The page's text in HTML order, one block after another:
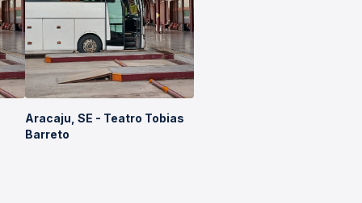
Aracaju, SE - Teatro Tobias
Barreto